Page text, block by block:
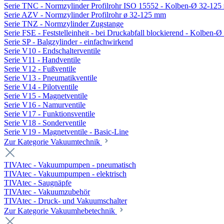
Serie TNC - Normzylinder Profilrohr ISO 15552 - Kolben-Ø 32-125
Serie AZV - Normzylinder Profilrohr ø 32-125 mm
Serie TNZ - Normzylinder Zugstange
Serie FSE - Feststelleinheit - bei Druckabfall blockierend - Kolben-Ø
Serie SP - Balgzylinder - einfachwirkend
Serie V10 - Endschalterventile
Serie V11 - Handventile
Serie V12 - Fußventile
Serie V13 - Pneumatikventile
Serie V14 - Pilotventile
Serie V15 - Magnetventile
Serie V16 - Namurventile
Serie V17 - Funktionsventile
Serie V18 - Sonderventile
Serie V19 - Magnetventile - Basic-Line
Zur Kategorie Vakuumtechnik
TIVAtec - Vakuumpumpen - pneumatisch
TIVAtec - Vakuumpumpen - elektrisch
TIVAtec - Saugnäpfe
TIVAtec - Vakuumzubehör
TIVAtec - Druck- und Vakuumschalter
Zur Kategorie Vakuumhebetechnik